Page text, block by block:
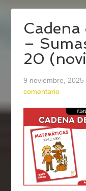
Cadena
–
20
9 noviembre, 2025
comentario